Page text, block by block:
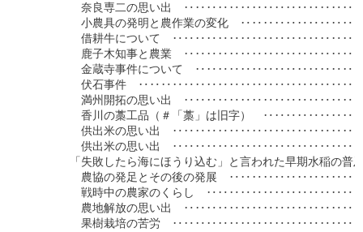
奈良専二の思い出　‥‥‥‥‥‥‥‥‥‥‥‥‥‥‥‥‥‥‥‥
小農具の発明と農作業の変化　
借耕牛について　‥‥‥‥‥‥‥‥‥‥‥‥‥‥‥‥‥‥‥‥‥
鹿子木知事と農業　‥‥‥‥‥‥‥‥‥‥‥‥‥‥‥‥‥‥‥‥
金蔵寺事件について　‥‥‥‥‥‥‥‥‥‥‥‥‥‥‥‥‥‥‥
伏石事件　‥‥‥‥‥‥‥‥‥‥‥‥‥‥‥‥‥‥‥‥‥‥‥‥　
満州開拓の思い出　‥‥‥‥‥‥‥‥‥‥‥‥‥‥‥‥‥‥‥‥
香川の藁工品（＃「藁」は旧字）　
供出米の思い出　‥‥‥‥‥‥‥‥‥‥‥‥‥‥‥‥‥‥‥‥‥
供出米の思い出　‥‥‥‥‥‥‥‥‥‥‥‥‥‥‥‥‥‥‥‥‥
「失敗したら海にほうり込む」と言われた早期水稲の普
農協の発足とその後の発展　
戦時中の農家のくらし　‥‥‥‥‥‥‥‥‥‥‥‥‥‥‥‥‥‥
農地解放の思い出　‥‥‥‥‥‥‥‥‥‥‥‥‥‥‥‥‥‥‥‥
果樹栽培の苦労　‥‥‥‥‥‥‥‥‥‥‥‥‥‥‥‥‥‥‥‥‥